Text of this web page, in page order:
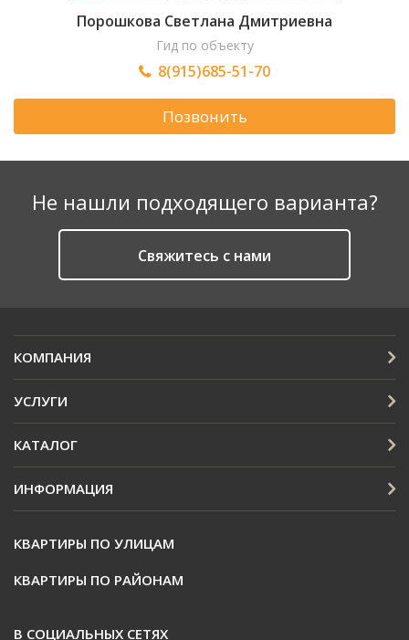
Порошкова Светлана Дмитриевна
Гид по объекту
8(915)685-51-70
Позвонить
Не нашли подходящего варианта?
Cвяжитесь с нами
КОМПАНИЯ
УСЛУГИ
КАТАЛОГ
ИНФОРМАЦИЯ
КВАРТИРЫ ПО УЛИЦАМ
КВАРТИРЫ ПО РАЙОНАМ
В СОЦИАЛЬНЫХ СЕТЯХ